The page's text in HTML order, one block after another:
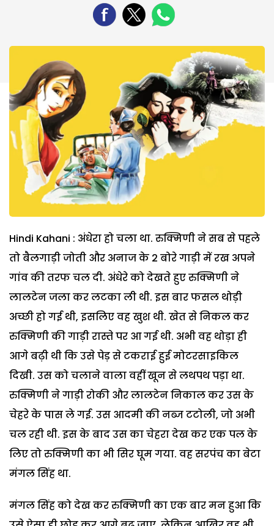
Hindi Kahani : अंधेरा हो चला था. रुक्मिणी ने सब से पहले
तो बैलगाड़ी जोती और अनाज के 2 बोरे गाड़ी में रख अपने
गांव की तरफ चल दी. अंधेरे को देखते हुए रुक्मिणी ने
लालटेन जला कर लटका ली थी. इस बार फसल थोड़ी
अच्छी हो गई थी, इसलिए वह खुश थी. खेत से निकल कर
रुक्मिणी की गाड़ी रास्ते पर आ गई थी. अभी वह थोड़ा ही
आगे बढ़ी थी कि उसे पेड़ से टकराई हुई मोटरसाइकिल
दिखी. उस को चलाने वाला वहीं खून से लथपथ पड़ा था.
रुक्मिणी ने गाड़ी रोकी और लालटेन निकाल कर उस के
चेहरे के पास ले गई. उस आदमी की नब्ज टटोली, जो अभी
चल रही थी. इस के बाद उस का चेहरा देख कर एक पल के
लिए तो रुक्मिणी का भी सिर घूम गया. वह सरपंच का बेटा
मंगल सिंह था.
मंगल सिंह को देख कर रुक्मिणी का एक बार मन हुआ कि